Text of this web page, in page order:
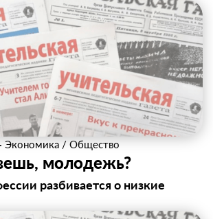
· Экономика / Общество
молодежь?
разбивается о низкие